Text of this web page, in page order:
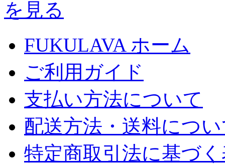
FUKULAVA ホーム
ご利用ガイド
支払い方法について
配送方法・送料につ
特定商取引法に基づ